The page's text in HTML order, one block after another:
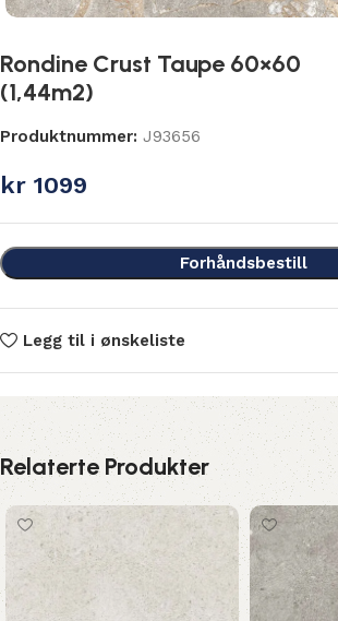
Rondine Crust Taupe 60×60
(1,44m2)
Produktnummer: J93656
kr 1099
Forhåndsbestill
Legg til i ønskeliste
Relaterte Produkter